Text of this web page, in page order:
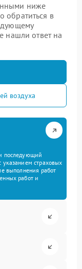
ниже
обратиться в
нашли ответ на
воздуха
последующий
указанием страховых
выполнения работ
работ и